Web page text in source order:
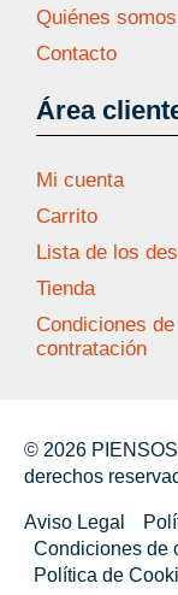
Quiénes somos
Contacto
Área
Mi cuenta
Carrito
Lista de los
Tienda
Condiciones de
contratación
© 2026
derechos
Aviso Legal
Condiciones de
Política de